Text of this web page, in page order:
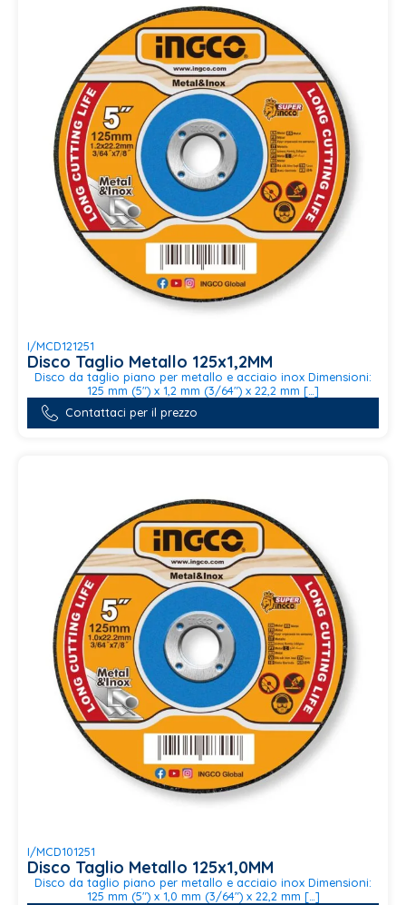
I/MCD121251
Disco Taglio Metallo 125x1,2MM
Disco da taglio piano per metallo e acciaio inox Dimensioni:
125 mm (5") x 1,2 mm (3/64") x 22,2 mm […]
Contattaci per il prezzo
I/MCD101251
Disco Taglio Metallo 125x1,0MM
Disco da taglio piano per metallo e acciaio inox Dimensioni:
125 mm (5") x 1,0 mm (3/64") x 22,2 mm […]